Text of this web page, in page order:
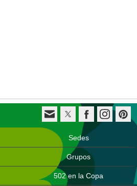
Sedes
Grupos
502 en la Copa